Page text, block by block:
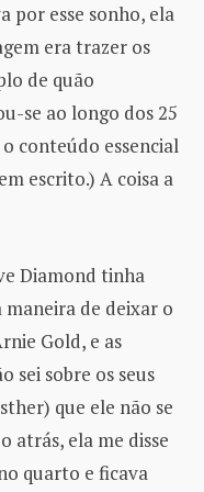
por esse sonho, ela
era trazer os
de quão
se ao longo dos 25
conteúdo essencial
escrito.) A coisa a
Diamond tinha
maneira de deixar o
Gold, e as
sei sobre os seus
que ele não se
atrás, ela me disse
quarto e ficava